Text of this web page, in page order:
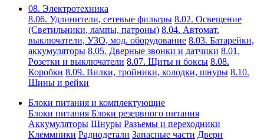
08. Электротехника
8.06. Удлинители, сетевые фильтры 8.02. Освещение
(Светильники, лампы, патроны) 8.04. Автомат.
выключатели, УЗО, мод. оборудование 8.03. Батарейки,
аккумуляторы 8.05. Дверные звонки и датчики 8.01.
Розетки и выключатели 8.07. Щиты и боксы 8.08.
Коробки 8.09. Вилки, тройники, колодки, шнуры 8.10.
Шины и рейки
Блоки питания и комплектующие
Блоки питания Блоки резервного питания
Аккумуляторы Шнуры Разъемы и переходники
Клеммники Радиодетали Запасные части Двери